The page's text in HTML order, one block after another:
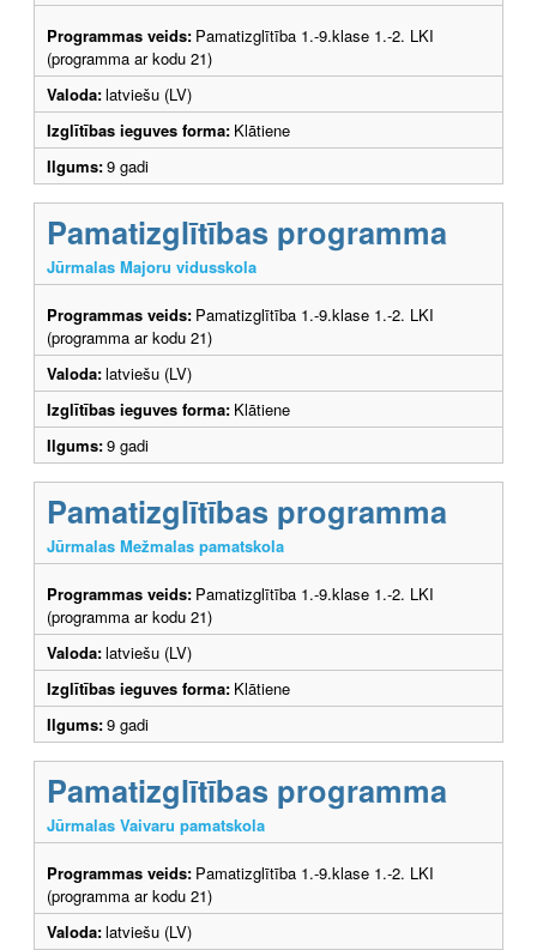
Programmas veids: Pamatizglītība 1.-9.klase 1.-2. LKI
(programma ar kodu 21)
Valoda:latviešu (LV)
Izglītības ieguves forma: Klātiene
Ilgums:9 gadi
Pamatizglītības programma
Jūrmalas Majoru vidusskola
Programmas veids: Pamatizglītība 1.-9.klase 1.-2. LKI
(programma ar kodu 21)
Valoda:latviešu (LV)
Izglītības ieguves forma: Klātiene
Ilgums:9 gadi
Pamatizglītības programma
Jūrmalas Mežmalas pamatskola
Programmas veids: Pamatizglītība 1.-9.klase 1.-2. LKI
(programma ar kodu 21)
Valoda:latviešu (LV)
Izglītības ieguves forma: Klātiene
Ilgums:9 gadi
Pamatizglītības programma
Jūrmalas Vaivaru pamatskola
Programmas veids: Pamatizglītība 1.-9.klase 1.-2. LKI
(programma ar kodu 21)
Valoda:latviešu (LV)